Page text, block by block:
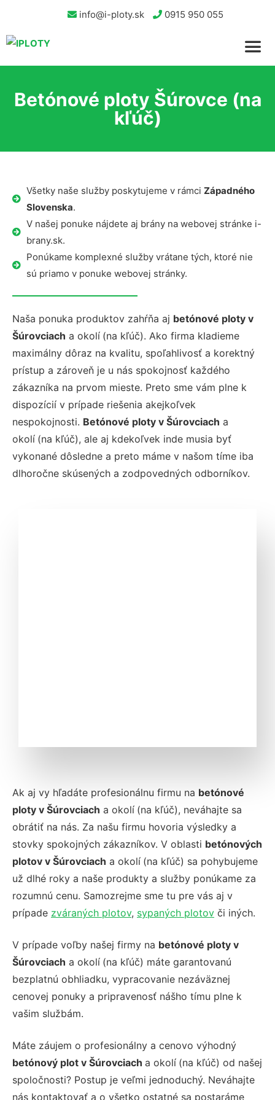
info@i-ploty.sk 0915 950 055
Betónové ploty Šúrovce (na
kľúč)
Všetky naše služby poskytujeme v rámci Západného
Slovenska.
V našej ponuke nájdete aj brány na webovej stránke i-
brany.sk.
Ponúkame komplexné služby vrátane tých, ktoré nie
sú priamo v ponuke webovej stránky.
Naša ponuka produktov zahŕňa aj betónové ploty v
Šúrovciach a okolí (na kľúč). Ako firma kladieme
maximálny dôraz na kvalitu, spoľahlivosť a korektný
prístup a zároveň je u nás spokojnosť každého
zákazníka na prvom mieste. Preto sme vám plne k
dispozícií v prípade riešenia akejkoľvek
nespokojnosti. Betónové ploty v Šúrovciach a
okolí (na kľúč), ale aj kdekoľvek inde musia byť
vykonané dôsledne a preto máme v našom tíme iba
dlhoročne skúsených a zodpovedných odborníkov.
Ak aj vy hľadáte profesionálnu firmu na betónové
ploty v Šúrovciach a okolí (na kľúč), neváhajte sa
obrátiť na nás. Za našu firmu hovoria výsledky a
stovky spokojných zákazníkov. V oblasti betónových
plotov v Šúrovciach a okolí (na kľúč) sa pohybujeme
už dlhé roky a naše produkty a služby ponúkame za
rozumnú cenu. Samozrejme sme tu pre vás aj v
prípade zváraných plotov, sypaných plotov či iných.
V prípade voľby našej firmy na betónové ploty v
Šúrovciach a okolí (na kľúč) máte garantovanú
bezplatnú obhliadku, vypracovanie nezáväznej
cenovej ponuky a pripravenosť nášho tímu plne k
vašim službám.
Máte záujem o profesionálny a cenovo výhodný
betónový plot v Šúrovciach a okolí (na kľúč) od našej
spoločnosti? Postup je veľmi jednoduchý. Neváhajte
nás kontaktovať a o všetko ostatné sa postaráme